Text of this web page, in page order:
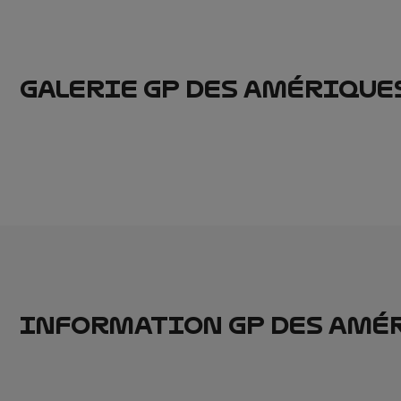
GALERIE GP DES
INFORMATION GP DES